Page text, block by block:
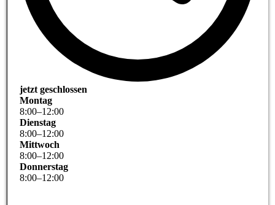
jetzt geschlossen
Montag
8:00–12:00
Dienstag
8:00–12:00
Mittwoch
8:00–12:00
Donnerstag
8:00–12:00